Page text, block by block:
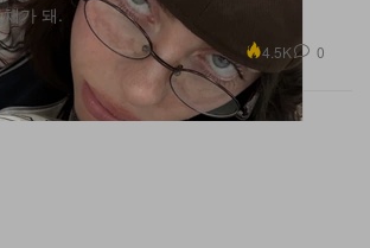
가 돼.
4.5K 0